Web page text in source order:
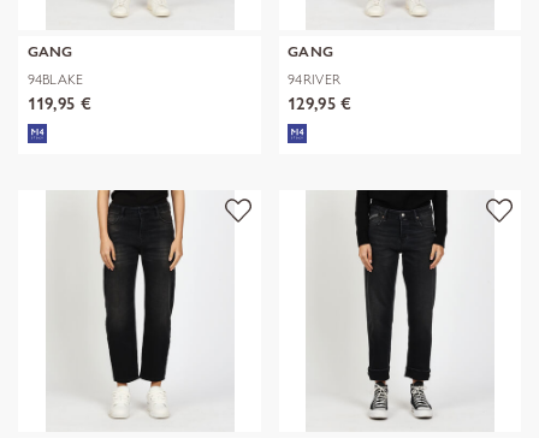
GANG
94BLAKE
119,95 €
GANG
94RIVER
129,95 €